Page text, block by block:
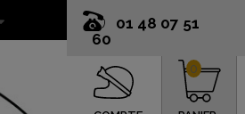
01 48 07 51
60
0